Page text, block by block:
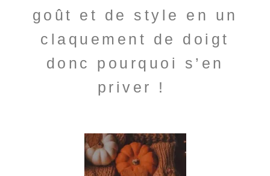
goût et de style en un
claquement de doigt
donc pourquoi s’en
priver !